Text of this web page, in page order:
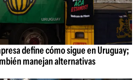
define cómo sigue en Uruguay;
manejan alternativas